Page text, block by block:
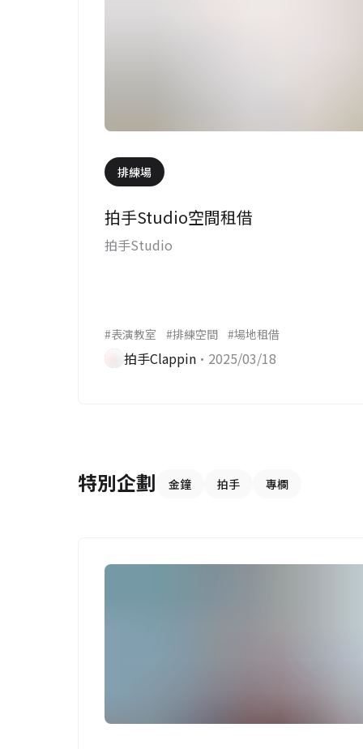
排練場
拍手Studio空間租借
拍手Studio
#表演教室 #排練空間 #場地租借
拍手Clappin •2025/03/18
特別企劃 金鐘 拍手 專欄